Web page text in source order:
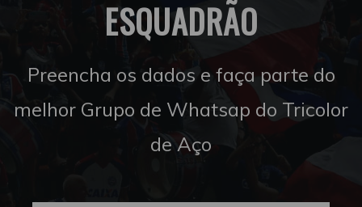
ESQUADRÃO
Preencha os dados e faça parte do
melhor Grupo de Whatsap do Tricolor
de Aço